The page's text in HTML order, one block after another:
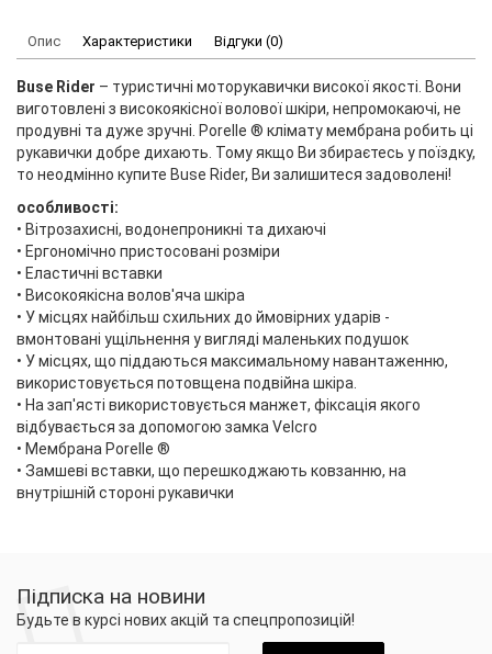
Опис Характеристики Відгуки (0)
Buse Rider – туристичні моторукавички високої якості. Вони
виготовлені з високоякісної волової шкіри, непромокаючі, не
продувні та дуже зручні. Porelle ® клімату мембрана робить ці
рукавички добре дихають. Тому якщо Ви збираєтесь у поїздку,
то неодмінно купите Buse Rider, Ви залишитеся задоволені!
особливості:
• Вітрозахисні, водонепроникні та дихаючі
• Ергономічно пристосовані розміри
• Еластичні вставки
• Високоякісна волов'яча шкіра
• У місцях найбільш схильних до ймовірних ударів -
вмонтовані ущільнення у вигляді маленьких подушок
• У місцях, що піддаються максимальному навантаженню,
використовується потовщена подвійна шкіра.
• На зап'ясті використовується манжет, фіксація якого
відбувається за допомогою замка Velcro
• Мембрана Porelle ®
• Замшеві вставки, що перешкоджають ковзанню, на
внутрішній стороні рукавички
Підписка на новини
Будьте в курсі нових акцій та спецпропозицій!